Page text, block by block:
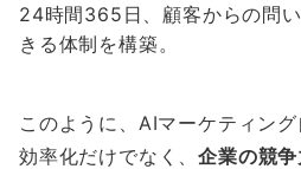
24時間365日、顧客からの問
きる体制を構築。
このように、AIマーケティン
効率化だけでなく、企業の競